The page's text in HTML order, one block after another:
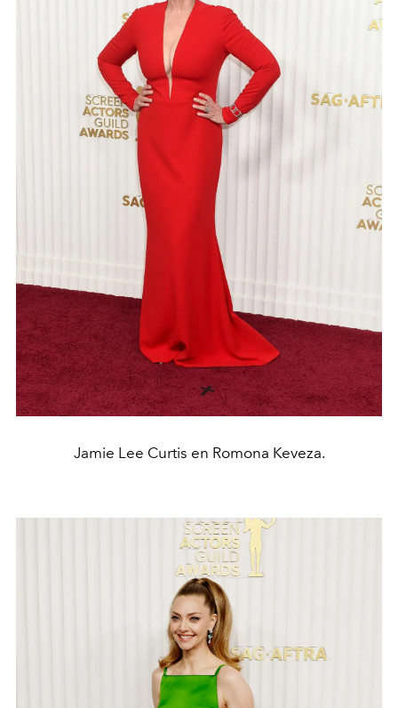
Jamie Lee Curtis en Romona Keveza.